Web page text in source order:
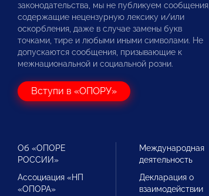
законодательства, мы не публикуем сообщения,
содержащие нецензурную лексику и/или
оскорбления, даже в случае замены букв
точками, тире и любыми иными символами. Не
допускаются сообщения, призывающие к
межнациональной и социальной розни.
Вступи в «ОПОРУ»
Об «ОПОРЕ
РОССИИ»
Ассоциация «НП
«ОПОРА»
Международная
деятельность
Декларация о
взаимодействии